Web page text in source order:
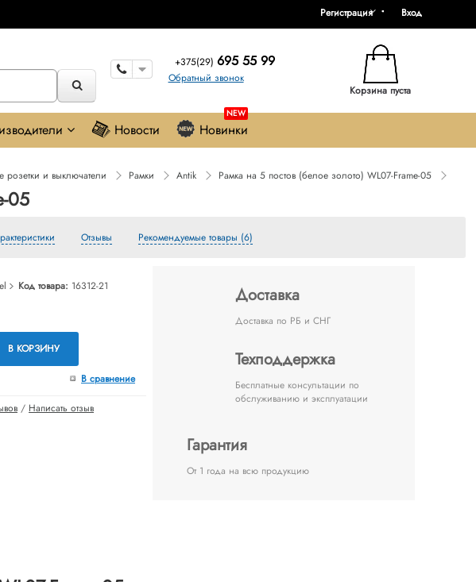
Вход
Регистрация
Корзина пуста
+375(29) 695 55 99
Обратный звонок
Новости
NEW
Новинки
розетки и выключатели Рамки Antik Рамка на 5 постов (белое золото) WL07-Frame-05
05
Отзывы Рекомендуемые товары (6)
Код товара: 16312-21
В КОРЗИНУ
В сравнение
/ Написать отзыв
Доставка
Доставка по РБ и СНГ
Техподдержка
Бесплатные консультации по
обслуживанию и эксплуатации
Гарантия
От 1 года на всю продукцию